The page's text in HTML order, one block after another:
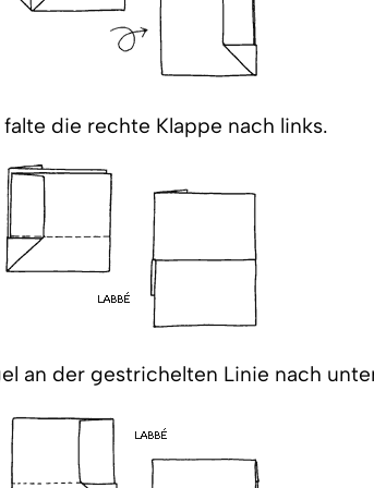
die rechte Klappe nach links.
an der gestrichelten Linie nach